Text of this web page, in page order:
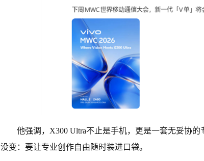
他强调，X300 Ultra不止是手机，更是一套无妥协
没变：要让专业创作自由随时装进口袋。